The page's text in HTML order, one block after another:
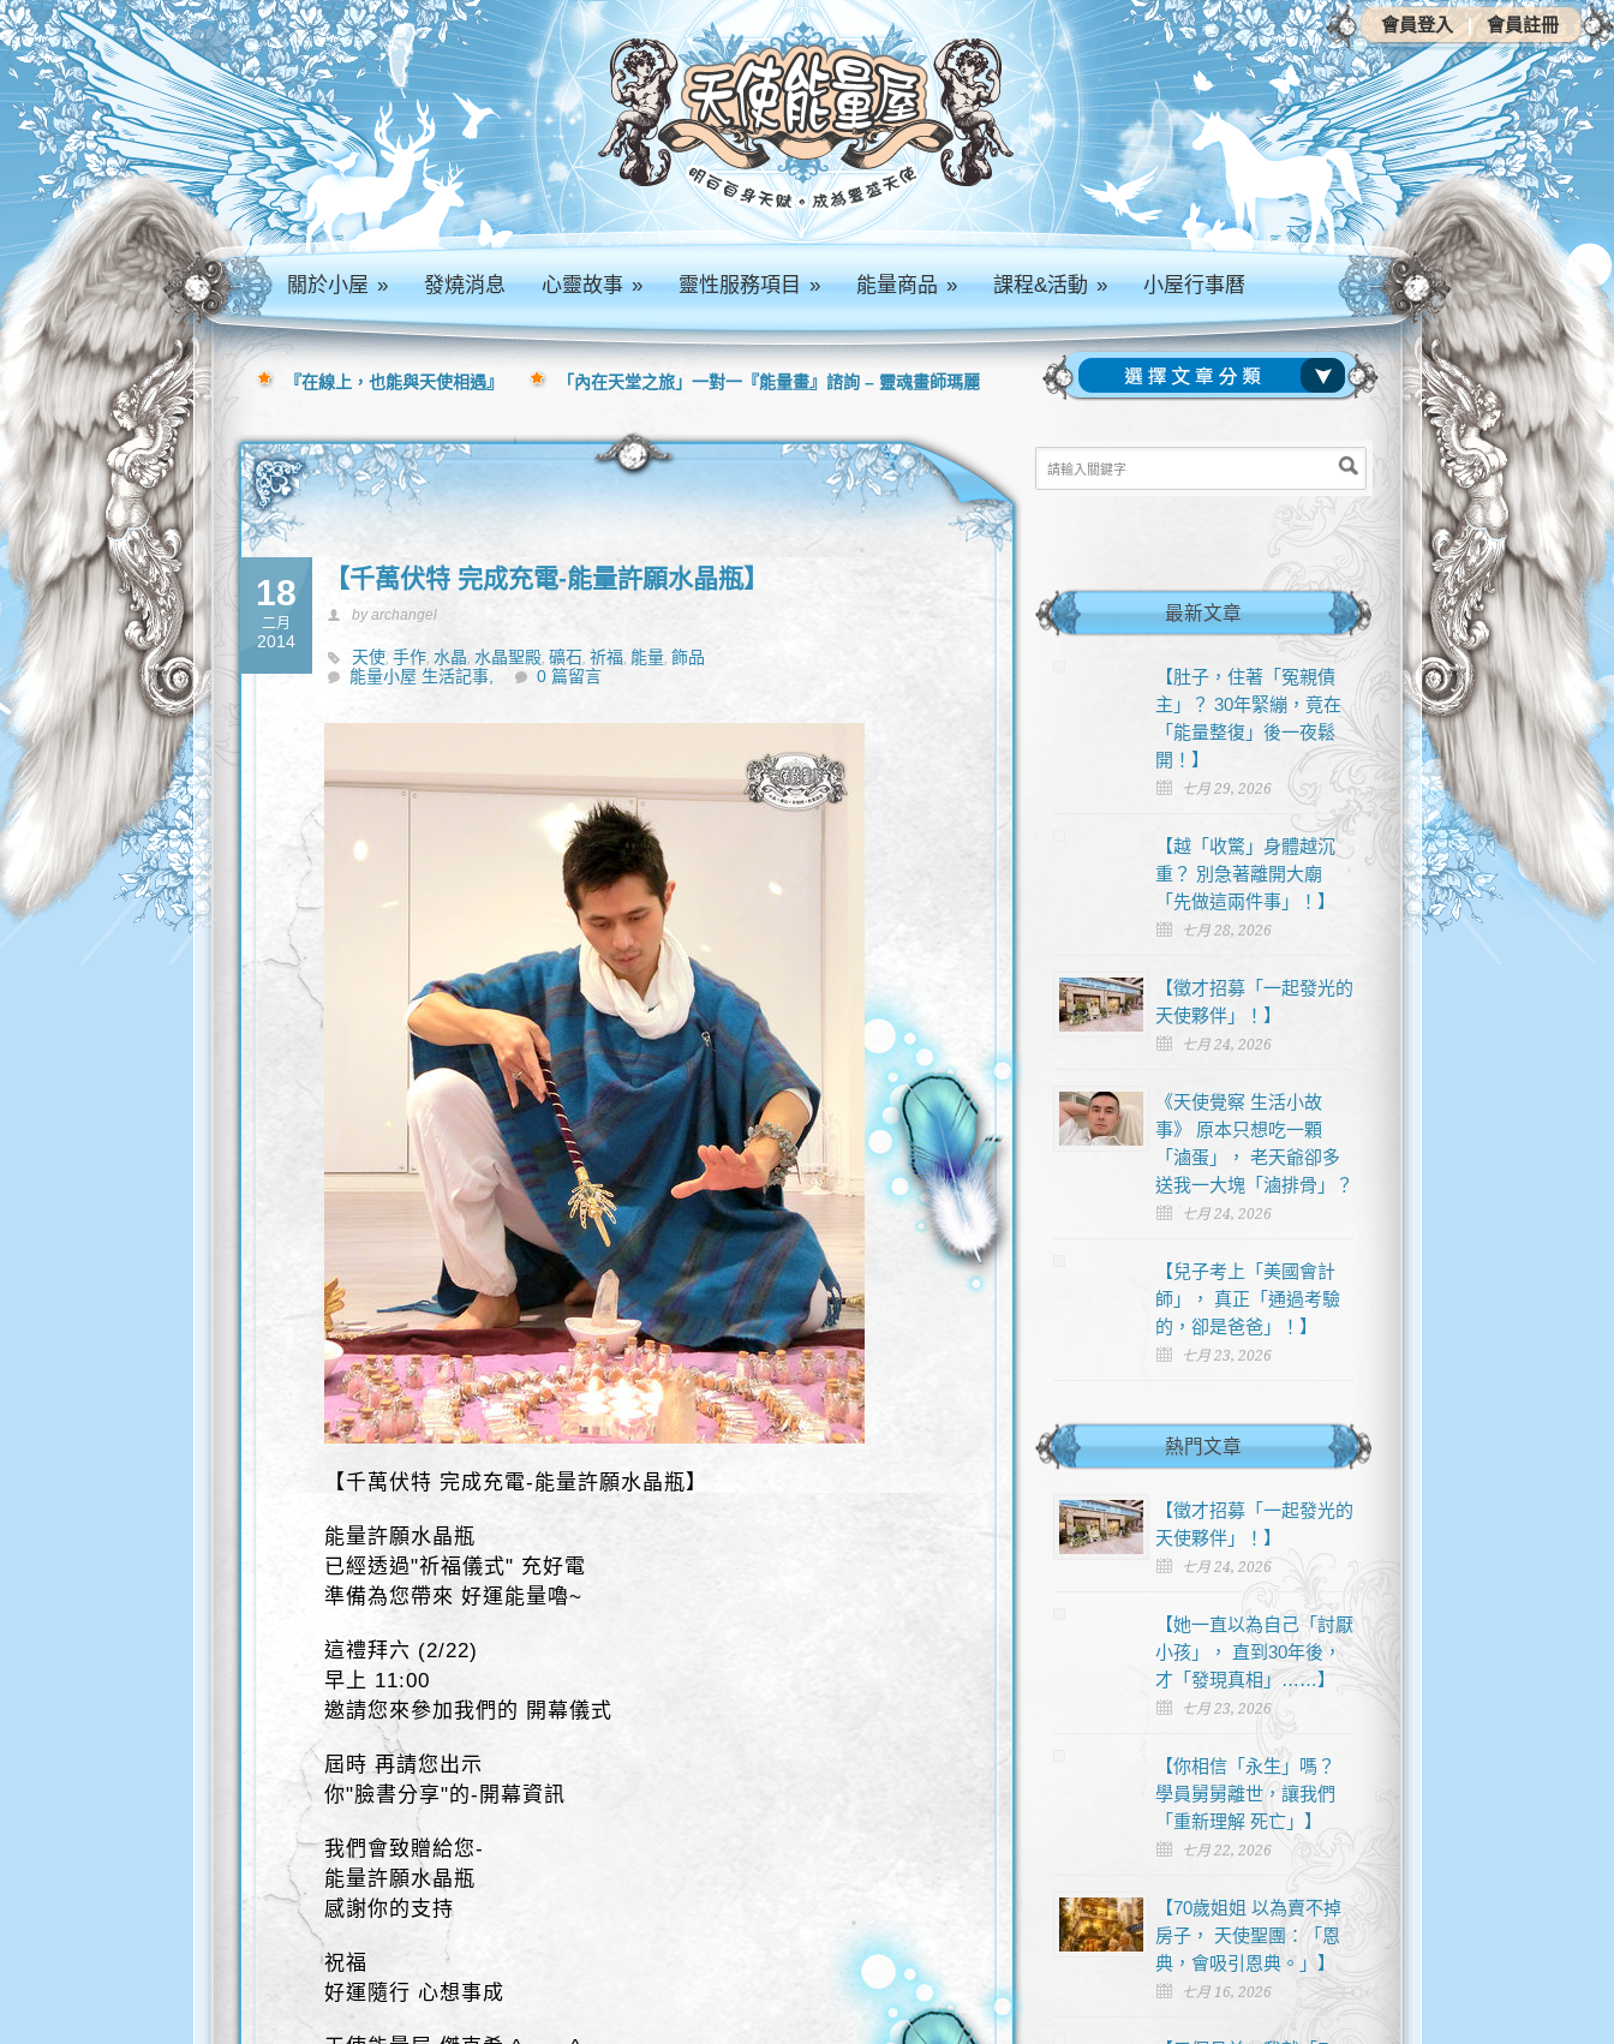
關於小屋» 發燒消息 心靈故事» 靈性服務項目» 能量商品» 課程&活動» 小屋行事曆
18
二月
2014
【千萬伏特 完成充電-能量許願水晶瓶】
by archangel
天使, 手作, 水晶, 水晶聖殿, 礦石, 祈福, 能量, 飾品
能量小屋 生活記事,
0 篇留言
【千萬伏特 完成充電-能量許願水晶瓶】
能量許願水晶瓶
已經透過"祈福儀式" 充好電
準備為您帶來 好運能量嚕~
這禮拜六 (2/22)
早上 11:00
邀請您來參加我們的 開幕儀式
屆時 再請您出示
你"臉書分享"的-開幕資訊
我們會致贈給您-
能量許願水晶瓶
感謝你的支持
祝福
好運隨行 心想事成
最新文章
【肚子，住著「冤親債
主」？ 30年緊繃，竟在
「能量整復」後一夜鬆
開！】
七月 29, 2026
【越「收驚」身體越沉
重？ 別急著離開大廟
「先做這兩件事」！】
七月 28, 2026
【徵才招募「一起發光的
天使夥伴」！】
七月 24, 2026
《天使覺察 生活小故
事》 原本只想吃一顆
「滷蛋」， 老天爺卻多
送我一大塊「滷排骨」？
七月 24, 2026
【兒子考上「美國會計
師」， 真正「通過考驗
的，卻是爸爸」！】
七月 23, 2026
熱門文章
【徵才招募「一起發光的
天使夥伴」！】
七月 24, 2026
【她一直以為自己「討厭
小孩」， 直到30年後，
才「發現真相」……】
七月 23, 2026
【你相信「永生」嗎？
學員舅舅離世，讓我們
「重新理解 死亡」】
七月 22, 2026
【70歲姐姐 以為賣不掉
房子， 天使聖團：「恩
典，會吸引恩典。」】
七月 16, 2026
『在線上，也能與天使相遇』 「內在天堂之旅」一對一『能量畫』諮詢 – 靈魂畫師瑪麗
會員登入 | 會員註冊